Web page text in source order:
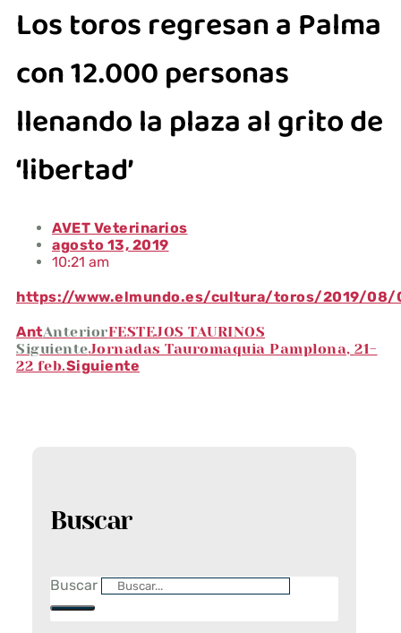
Los toros regresan a Palma
con 12.000 personas
llenando la plaza al grito de
‘libertad’
AVET Veterinarios
agosto 13, 2019
10:21 am
https://www.elmundo.es/cultura/toros/2019/08/
AntAnteriorFESTEJOS TAURINOS
SiguienteJornadas Tauromaquia Pamplona, 21-
22 feb.Siguiente
Buscar
Buscar